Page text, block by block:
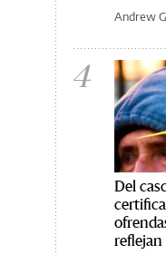
Andrew
4
Del